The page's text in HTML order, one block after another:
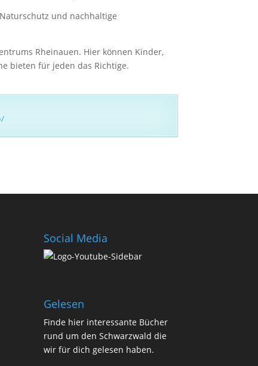
und nachhaltige
Rheinauen. Hier können Kinder,
bieten für jeden das Richtige.
Social Media
Gelesen
Finde hier interessante Bücher
rund um den Schwarzwald die
wir für dich gelesen haben.